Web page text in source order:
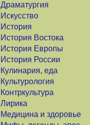
Драматургия
Искусство
История
История Востока
История Европы
История России
Кулинария, еда
Культурология
Контркультура
Лирика
Медицина и здоровье